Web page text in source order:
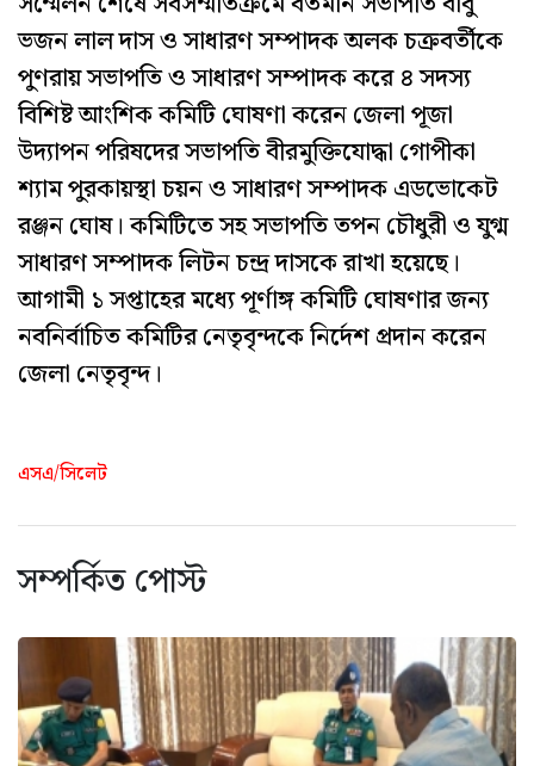
ভজন লাল দাস ও সাধারণ সম্পাদক অলক চক্রবর্তীকে
পুণরায় সভাপতি ও সাধারণ সম্পাদক করে ৪ সদস্য
বিশিষ্ট আংশিক কমিটি ঘোষণা করেন জেলা পূজা
উদ্যাপন পরিষদের সভাপতি বীরমুক্তিযোদ্ধা গোপীকা
শ্যাম পুরকায়স্থা চয়ন ও সাধারণ সম্পাদক এডভোকেট
রঞ্জন ঘোষ। কমিটিতে সহ সভাপতি তপন চৌধুরী ও যুগ্ম
সাধারণ সম্পাদক লিটন চন্দ্র দাসকে রাখা হয়েছে।
আগামী ১ সপ্তাহের মধ্যে পূর্ণাঙ্গ কমিটি ঘোষণার জন্য
নবনির্বাচিত কমিটির নেতৃবৃন্দকে নির্দেশ প্রদান করেন
জেলা নেতৃবৃন্দ।
এসএ/সিলেট
সম্পর্কিত পোস্ট